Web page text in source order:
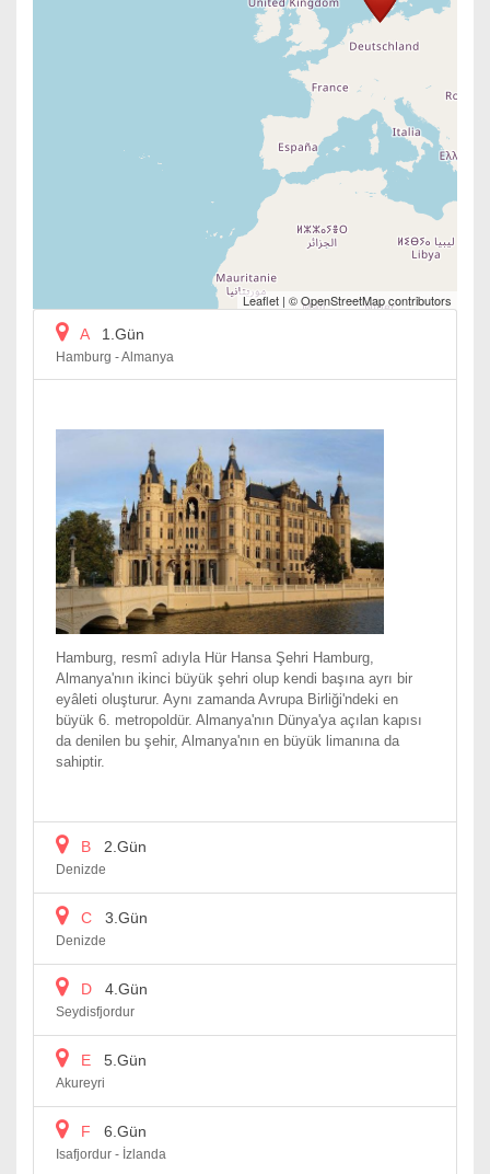
Leaflet | ©OpenStreetMapcontributors
A
1.Gün
Hamburg - Almanya
Hamburg, resmî adıyla Hür Hansa Şehri Hamburg,
Almanya'nın ikinci büyük şehri olup kendi başına ayrı bir
eyâleti oluşturur. Aynı zamanda Avrupa Birliği'ndeki en
büyük 6. metropoldür. Almanya'nın Dünya'ya açılan kapısı
da denilen bu şehir, Almanya'nın en büyük limanına da
sahiptir.
B 2.Gün
Denizde
C 3.Gün
Denizde
D 4.Gün
Seydisfjordur
E 5.Gün
Akureyri
F 6.Gün
Isafjordur - İzlanda